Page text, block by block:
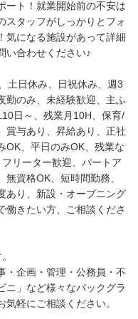
ート！就業開始前の不安は
スタッフがしっかりとフォ
気になる施設があって詳細
い合わせください♪
土日休み、日祝休み、週3
勤のみ、未経験歓迎、主ふ
日～、残業月10H、保育/
賞与あり、昇給あり、正社
OK、平日のみOK、残業な
リーター歓迎、パートア
資格OK、短時間勤務、
あり、新設・オープニング
働きたい方、ご相談くださ
・企画・管理・公務員・不
ニ」など様々なバックグラ
軽にご相談ください。